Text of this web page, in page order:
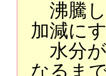
沸騰し
加減にす
水分が
なるま